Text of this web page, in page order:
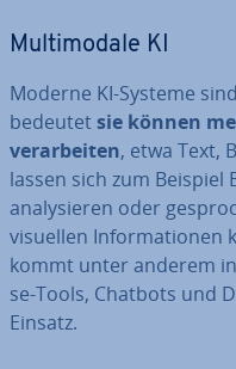
Mul­ti­mo­da­le KI
Moderne KI-Systeme
bedeutetsie können
ver­ar­bei­ten, etwa Text,
lassen sich zum
ana­ly­sie­ren oder
visuellen In­for­ma­tio­nen
kommt unter anderem
se-Tools, Chatbots und
Einsatz.